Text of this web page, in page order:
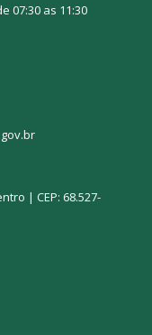
07:30 as 11:30
| CEP: 68.527-